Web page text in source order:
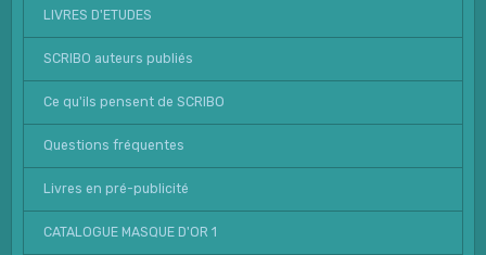
LIVRES D'ETUDES
SCRIBO auteurs publiés
Ce qu'ils pensent de SCRIBO
Questions fréquentes
Livres en pré-publicité
CATALOGUE MASQUE D'OR 1